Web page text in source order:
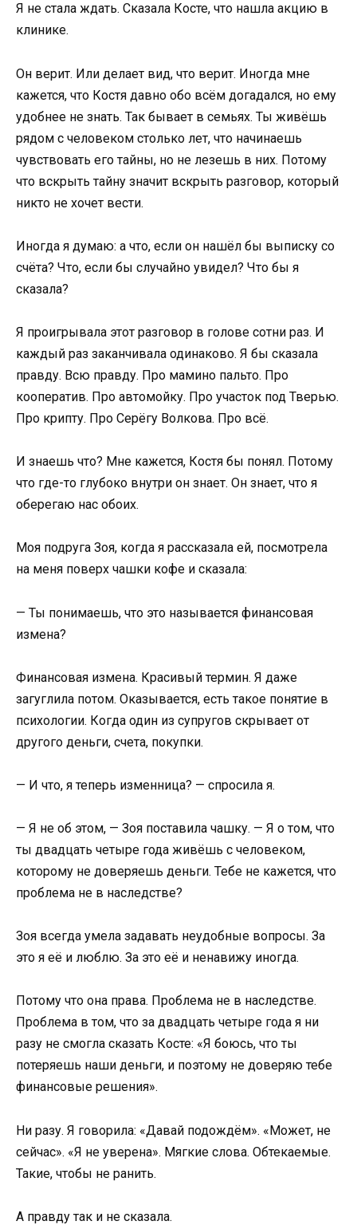
Я не стала ждать. Сказала Косте, что нашла акцию в
клинике.
Он верит. Или делает вид, что верит. Иногда мне
кажется, что Костя давно обо всём догадался, но ему
удобнее не знать. Так бывает в семьях. Ты живёшь
рядом с человеком столько лет, что начинаешь
чувствовать его тайны, но не лезешь в них. Потому
что вскрыть тайну значит вскрыть разговор, который
никто не хочет вести.
Иногда я думаю: а что, если он нашёл бы выписку со
счёта? Что, если бы случайно увидел? Что бы я
сказала?
Я проигрывала этот разговор в голове сотни раз. И
каждый раз заканчивала одинаково. Я бы сказала
правду. Всю правду. Про мамино пальто. Про
кооператив. Про автомойку. Про участок под Тверью.
Про крипту. Про Серёгу Волкова. Про всё.
И знаешь что? Мне кажется, Костя бы понял. Потому
что где-то глубоко внутри он знает. Он знает, что я
оберегаю нас обоих.
Моя подруга Зоя, когда я рассказала ей, посмотрела
на меня поверх чашки кофе и сказала:
— Ты понимаешь, что это называется финансовая
измена?
Финансовая измена. Красивый термин. Я даже
загуглила потом. Оказывается, есть такое понятие в
психологии. Когда один из супругов скрывает от
другого деньги, счета, покупки.
— И что, я теперь изменница? — спросила я.
— Я не об этом, — Зоя поставила чашку. — Я о том, что
ты двадцать четыре года живёшь с человеком,
которому не доверяешь деньги. Тебе не кажется, что
проблема не в наследстве?
Зоя всегда умела задавать неудобные вопросы. За
это я её и люблю. За это её и ненавижу иногда.
Потому что она права. Проблема не в наследстве.
Проблема в том, что за двадцать четыре года я ни
разу не смогла сказать Косте: «Я боюсь, что ты
потеряешь наши деньги, и поэтому не доверяю тебе
финансовые решения».
Ни разу. Я говорила: «Давай подождём». «Может, не
сейчас». «Я не уверена». Мягкие слова. Обтекаемые.
Такие, чтобы не ранить.
А правду так и не сказала.